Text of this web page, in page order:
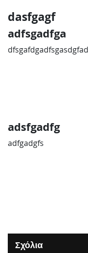
dasfgagf
adfsgadfga
adsfgadfg
adfgadgfs
Σχόλια